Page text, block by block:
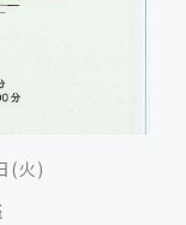
(火)